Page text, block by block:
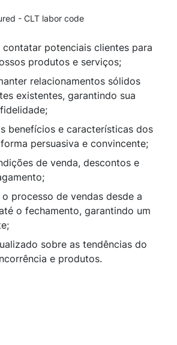
- CLT labor code
contatar potenciais clientes para
produtos e serviços;
relacionamentos sólidos
existentes, garantindo sua
benefícios e características dos
persuasiva e convincente;
de venda, descontos e
processo de vendas desde a
o fechamento, garantindo um
sobre as tendências do
e produtos.